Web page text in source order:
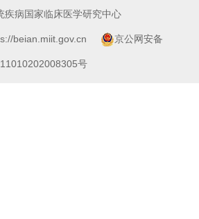
疾病国家临床医学研究中心
beian.miit.gov.cn 京公网安备
11010202008305号